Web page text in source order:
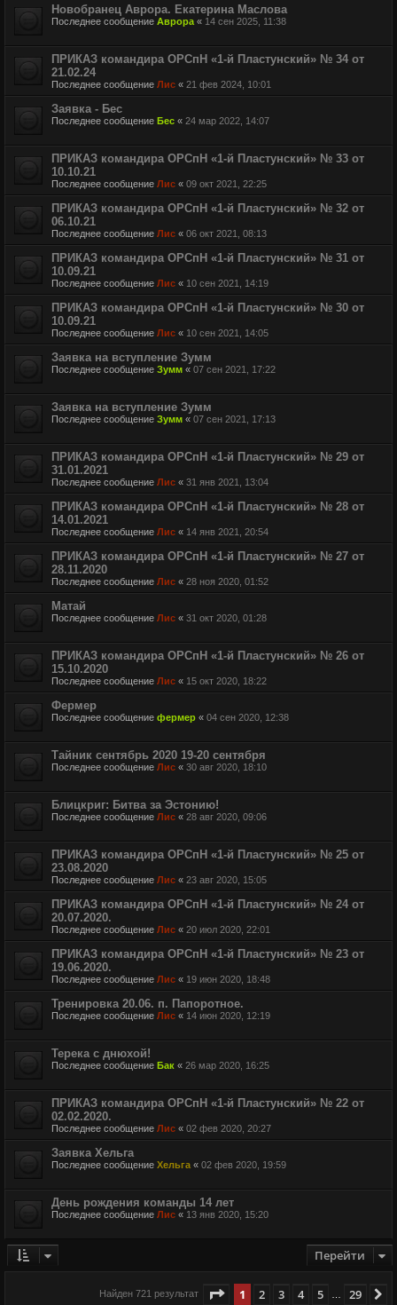
Новобранец Аврора. Екатерина Маслова
Последнее сообщение Аврора « 14 сен 2025, 11:38
ПРИКАЗ командира ОРСпН «1-й Пластунский» № 34 от
21.02.24
Последнее сообщение Лис « 21 фев 2024, 10:01
Заявка - Бес
Последнее сообщение Бес « 24 мар 2022, 14:07
ПРИКАЗ командира ОРСпН «1-й Пластунский» № 33 от
10.10.21
Последнее сообщение Лис « 09 окт 2021, 22:25
ПРИКАЗ командира ОРСпН «1-й Пластунский» № 32 от
06.10.21
Последнее сообщение Лис « 06 окт 2021, 08:13
ПРИКАЗ командира ОРСпН «1-й Пластунский» № 31 от
10.09.21
Последнее сообщение Лис « 10 сен 2021, 14:19
ПРИКАЗ командира ОРСпН «1-й Пластунский» № 30 от
10.09.21
Последнее сообщение Лис « 10 сен 2021, 14:05
Заявка на вступление Зумм
Последнее сообщение Зумм « 07 сен 2021, 17:22
Заявка на вступление Зумм
Последнее сообщение Зумм « 07 сен 2021, 17:13
ПРИКАЗ командира ОРСпН «1-й Пластунский» № 29 от
31.01.2021
Последнее сообщение Лис « 31 янв 2021, 13:04
ПРИКАЗ командира ОРСпН «1-й Пластунский» № 28 от
14.01.2021
Последнее сообщение Лис « 14 янв 2021, 20:54
ПРИКАЗ командира ОРСпН «1-й Пластунский» № 27 от
28.11.2020
Последнее сообщение Лис « 28 ноя 2020, 01:52
Матай
Последнее сообщение Лис « 31 окт 2020, 01:28
ПРИКАЗ командира ОРСпН «1-й Пластунский» № 26 от
15.10.2020
Последнее сообщение Лис « 15 окт 2020, 18:22
Фермер
Последнее сообщение фермер « 04 сен 2020, 12:38
Тайник сентябрь 2020 19-20 сентября
Последнее сообщение Лис « 30 авг 2020, 18:10
Блицкриг: Битва за Эстонию!
Последнее сообщение Лис « 28 авг 2020, 09:06
ПРИКАЗ командира ОРСпН «1-й Пластунский» № 25 от
23.08.2020
Последнее сообщение Лис « 23 авг 2020, 15:05
ПРИКАЗ командира ОРСпН «1-й Пластунский» № 24 от
20.07.2020.
Последнее сообщение Лис « 20 июл 2020, 22:01
ПРИКАЗ командира ОРСпН «1-й Пластунский» № 23 от
19.06.2020.
Последнее сообщение Лис « 19 июн 2020, 18:48
Тренировка 20.06. п. Папоротное.
Последнее сообщение Лис « 14 июн 2020, 12:19
Терека с днюхой!
Последнее сообщение Бак « 26 мар 2020, 16:25
ПРИКАЗ командира ОРСпН «1-й Пластунский» № 22 от
02.02.2020.
Последнее сообщение Лис « 02 фев 2020, 20:27
Заявка Хельга
Последнее сообщение Хельга « 02 фев 2020, 19:59
День рождения команды 14 лет
Последнее сообщение Лис « 13 янв 2020, 15:20
Перейти
Найден 721 результат Страница из 29
1 2 3 4 5 29